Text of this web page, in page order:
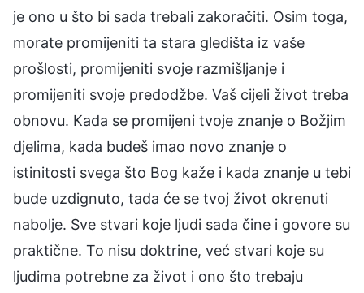
je ono u što bi sada trebali zakoračiti. Osim toga,
morate promijeniti ta stara gledišta iz vaše
prošlosti, promijeniti svoje razmišljanje i
promijeniti svoje predodžbe. Vaš cijeli život treba
obnovu. Kada se promijeni tvoje znanje o Božjim
djelima, kada budeš imao novo znanje o
istinitosti svega što Bog kaže i kada znanje u tebi
bude uzdignuto, tada će se tvoj život okrenuti
nabolje. Sve stvari koje ljudi sada čine i govore su
praktične. To nisu doktrine, već stvari koje su
ljudima potrebne za život i ono što trebaju